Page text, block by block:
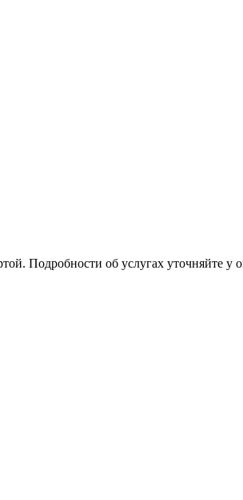
Подробности об услугах уточняйте у